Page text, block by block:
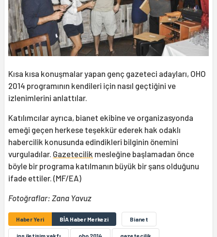
Kısa kısa konuşmalar yapan genç gazeteci adayları, OHO
2014 programının kendileri için nasıl geçtiğini ve
izlenimlerini anlattılar.
Katılımcılar ayrıca, bianet ekibine ve organizasyonda
emeği geçen herkese teşekkür ederek hak odaklı
habercilik konusunda edindikleri bilginin önemini
vurguladılar. Gazetecilik mesleğine başlamadan önce
böyle bir programa katılmanın büyük bir şans olduğunu
ifade ettiler. (MF/EA)
Fotoğraflar: Zana Yavuz
Haber Yeri BİA Haber Merkezi Bianet
ips iletişim vakfı oho 2014 gazetecilik